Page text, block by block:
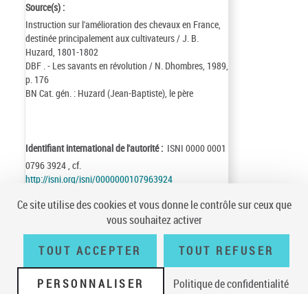
Source(s) :
Instruction sur l'amélioration des chevaux en France,
destinée principalement aux cultivateurs / J. B.
Huzard, 1801-1802
DBF . - Les savants en révolution / N. Dhombres, 1989,
p. 176
BN Cat. gén. : Huzard (Jean-Baptiste), le père
Identifiant international de l'autorité : ISNI 0000 0001
0796 3924 , cf.
http://isni.org/isni/0000000107963924
Notice n° :FRBNF12535119
Mise à jour :23/07/06
Conditions générales d'utilisation | A propos | Plan du site |
Écrire à la
Ce site utilise des cookies et vous donne le contrôle sur ceux que
vous souhaitez activer
TOUT ACCEPTER TOUT REFUSER
PERSONNALISER Politique de confidentialité